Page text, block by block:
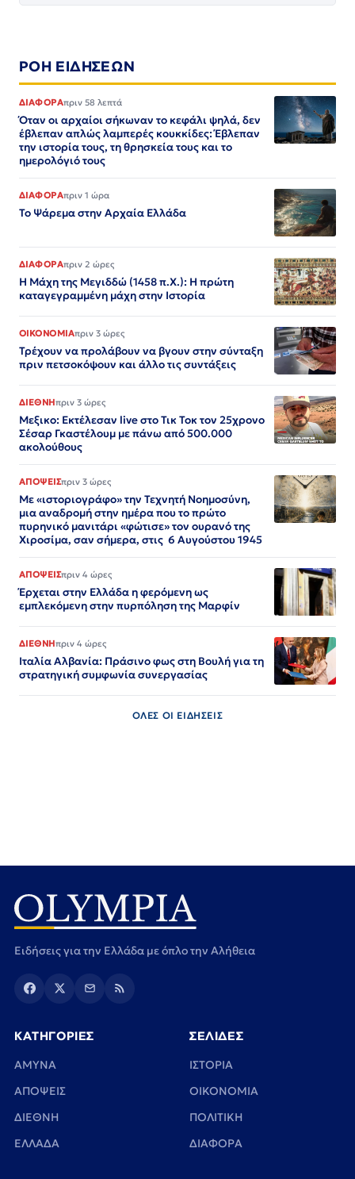
ΡΟΗ ΕΙΔΗΣΕΩΝ
ΔΙΑΦΟΡΑπριν 58 λεπτά
Όταν οι αρχαίοι σήκωναν το κεφάλι ψηλά, δεν
έβλεπαν απλώς λαμπερές κουκκίδες: Έβλεπαν
την ιστορία τους, τη θρησκεία τους και το
ημερολόγιό τους
ΔΙΑΦΟΡΑπριν 1 ώρα
Το Ψάρεμα στην Αρχαία Ελλάδα
ΔΙΑΦΟΡΑπριν 2 ώρες
Η Μάχη της Μεγιδδώ (1458 π.Χ.): Η πρώτη
καταγεγραμμένη μάχη στην Ιστορία
ΟΙΚΟΝΟΜΙΑπριν 3 ώρες
Τρέχουν να προλάβουν να βγουν στην σύνταξη
πριν πετσοκόψουν και άλλο τις συντάξεις
ΔΙΕΘΝΗπριν 3 ώρες
Μεξικο: Εκτέλεσαν live στο Τικ Τοκ τον 25χρονο
Σέσαρ Γκαστέλουμ με πάνω από 500.000
ακολούθους
ΑΠΟΨΕΙΣπριν 3 ώρες
Με «ιστοριογράφο» την Τεχνητή Νοημοσύνη,
μια αναδρομή στην ημέρα που το πρώτο
πυρηνικό μανιτάρι «φώτισε» τον ουρανό της
Χιροσίμα, σαν σήμερα, στις 6 Αυγούστου 1945
ΑΠΟΨΕΙΣπριν 4 ώρες
Έρχεται στην Ελλάδα η φερόμενη ως
εμπλεκόμενη στην πυρπόληση της Μαρφίν
ΔΙΕΘΝΗπριν 4 ώρες
Ιταλία Αλβανία: Πράσινο φως στη Βουλή για τη
στρατηγική συμφωνία συνεργασίας
ΟΛΕΣ ΟΙ ΕΙΔΗΣΕΙΣ
Ειδήσεις για την Ελλάδα με όπλο την Αλήθεια
ΚΑΤΗΓΟΡΙΕΣ
ΑΜΥΝΑ
ΑΠΟΨΕΙΣ
ΔΙΕΘΝΗ
ΕΛΛΑΔΑ
ΣΕΛΙΔΕΣ
ΙΣΤΟΡΙΑ
ΟΙΚΟΝΟΜΙΑ
ΠΟΛΙΤΙΚΗ
ΔΙΑΦΟΡΑ